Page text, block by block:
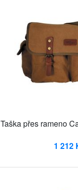
Taška přes rameno
1 212